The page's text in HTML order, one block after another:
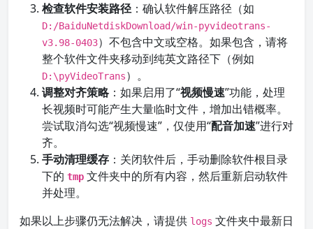
检查软件安装路径：确认软件解压路径（如
D:/BaiduNetdiskDownload/win-pyvideotrans-
v3.98-0403）不包含中文或空格。如果包含，请将
整个软件文件夹移动到纯英文路径下（例如
D:\pyVideoTrans）。
调整对齐策略：如果启用了“视频慢速”功能，处理
长视频时可能产生大量临时文件，增加出错概率。
尝试取消勾选“视频慢速”，仅使用“配音加速”进行对
齐。
手动清理缓存 ：关闭软件后，手动删除软件根目录
下的 tmp 文件夹中的所有内容，然后重新启动软件
并处理。
如果以上步骤仍无法解决，请提供 logs 文件夹中最新日